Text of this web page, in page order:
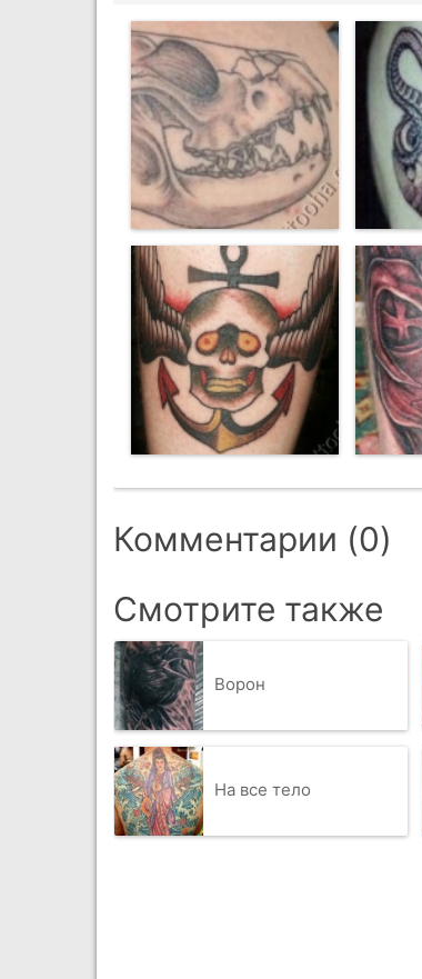
Комментарии (0)
Смотрите также
Ворон
На все тело